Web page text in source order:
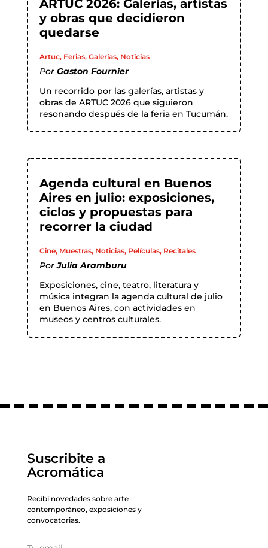
ARTUC 2026: Galerías, artistas
y obras que decidieron
quedarse
Artuc, Ferias, Galerías, Noticias
Por Gaston Fournier
Un recorrido por las galerías, artistas y
obras de ARTUC 2026 que siguieron
resonando después de la feria en Tucumán.
Agenda cultural en Buenos
Aires en julio: exposiciones,
ciclos y propuestas para
recorrer la ciudad
Cine, Muestras, Noticias, Películas, Recitales
PorJulia Aramburu
Exposiciones, cine, teatro, literatura y
música integran la agenda cultural de julio
en Buenos Aires, con actividades en
museos y centros culturales.
Suscribite a
Acromática
Recibí novedades sobre arte
contemporáneo, exposiciones y
convocatorias.